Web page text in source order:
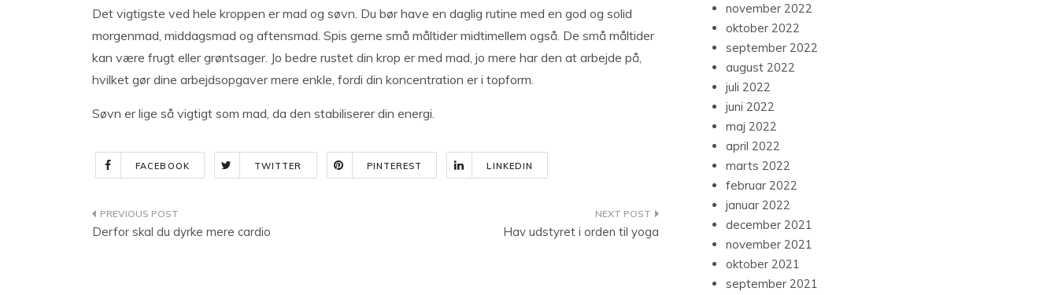
Det vigtigste ved hele kroppen er mad og søvn. Du bør have en daglig rutine med en god og solid
morgenmad, middagsmad og aftensmad. Spis gerne små måltider midtimellem også. De små måltider
kan være frugt eller grøntsager. Jo bedre rustet din krop er med mad, jo mere har den at arbejde på,
hvilket gør dine arbejdsopgaver mere enkle, fordi din koncentration er i topform.
Søvn er lige så vigtigt som mad, da den stabiliserer din energi.
FACEBOOK TWITTER PINTEREST LINKEDIN
Indlægsnavigation
Derfor skal du dyrke mere cardio Hav udstyret i orden til yoga
november 2022
oktober 2022
september 2022
august 2022
juli 2022
juni 2022
maj 2022
april 2022
marts 2022
februar 2022
januar 2022
december 2021
november 2021
oktober 2021
september 2021